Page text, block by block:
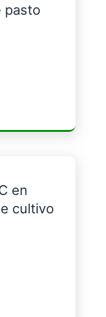
pasto
en
cultivo